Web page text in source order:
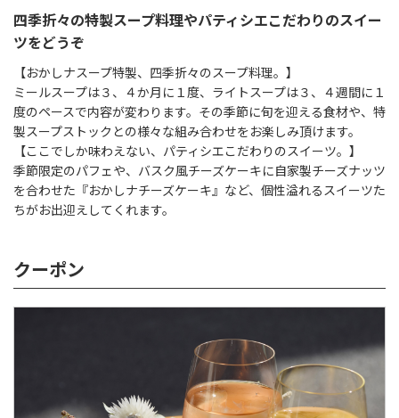
四季折々の特製スープ料理やパティシエこだわりのスイー
ツをどうぞ
【おかしナスープ特製、四季折々のスープ料理。】
ミールスープは３、４か月に１度、ライトスープは３、４週間に１
度のペースで内容が変わります。その季節に旬を迎える食材や、特
製スープストックとの様々な組み合わせをお楽しみ頂けます。
【ここでしか味わえない、パティシエこだわりのスイーツ。】
季節限定のパフェや、バスク風チーズケーキに自家製チーズナッツ
を合わせた『おかしナチーズケーキ』など、個性溢れるスイーツた
ちがお出迎えしてくれます。
クーポン